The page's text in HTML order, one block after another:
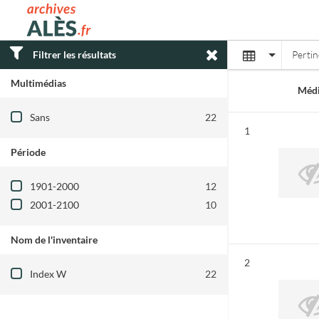
Archives municipales d'Alès
Filtrer les résultats
Multimédias
Filtre les résultats par : Multimédias
Sans 22
Période
Filtre les résultats par : Période
1901-2000
12
2001-2100
10
Nom de l'inventaire
Filtre les résultats par : Nom de l'inventaire
Index W 22
Affichage
Résultat n°
1
Résultat n°
2